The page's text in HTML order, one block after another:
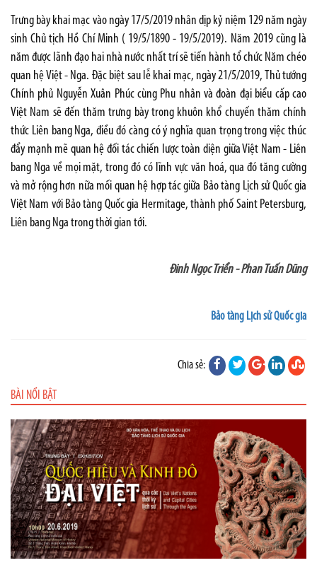
Trưng bày khai mạc vào ngày 17/5/2019 nhân dịp kỷ niệm 129 năm ngày
sinh Chủ tịch Hồ Chí Minh ( 19/5/1890 - 19/5/2019). Năm 2019 cũng là
năm được lãnh đạo hai nhà nước nhất trí sẽ tiến hành tổ chức Năm chéo
quan hệ Việt - Nga. Đặc biệt sau lễ khai mạc, ngày 21/5/2019, Thủ tướng
Chính phủ Nguyễn Xuân Phúc cùng Phu nhân và đoàn đại biểu cấp cao
Việt Nam sẽ đến thăm trưng bày trong khuôn khổ chuyến thăm chính
thức Liên bang Nga, điều đó càng có ý nghĩa quan trọng trong việc thúc
đẩy mạnh mẽ quan hệ đối tác chiến lược toàn diện giữa Việt Nam - Liên
bang Nga về mọi mặt, trong đó có lĩnh vực văn hoá, qua đó tăng cường
và mở rộng hơn nữa mối quan hệ hợp tác giữa Bảo tàng Lịch sử Quốc gia
Việt Nam với Bảo tàng Quốc gia Hermitage, thành phố Saint Petersburg,
Liên bang Nga trong thời gian tới.
Đinh Ngọc Triển - Phan Tuấn Dũng
Bảo tàng Lịch sử Quốc gia
Chia sẻ:
BÀI NỔI BẬT